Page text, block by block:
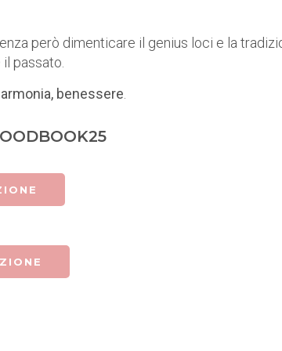
però dimenticare il genius loci e la
passato.
benessere